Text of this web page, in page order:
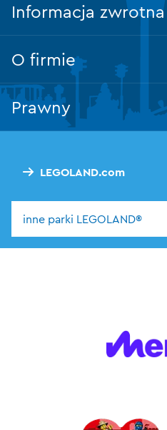
LEGOLAND.com
inne parki LEGOLAND®
Informacja zwrotna
O firmie
Prawny